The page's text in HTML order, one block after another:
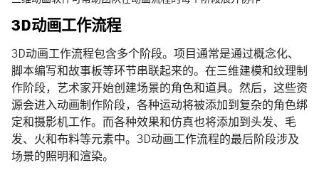
3D动画工作流程
3D动画工作流程包含多个阶段。项目通常是通过概念化、
脚本编写和故事板等环节串联起来的。在三维建模和纹理制
作阶段，艺术家开始创建场景的角色和道具。然后，这些资
源会进入动画制作阶段，各种运动将被添加到复杂的角色绑
定和摄影机工作。而各种效果和仿真也将添加到头发、毛
发、火和布料等元素中。3D动画工作流程的最后阶段涉及
场景的照明和渲染。